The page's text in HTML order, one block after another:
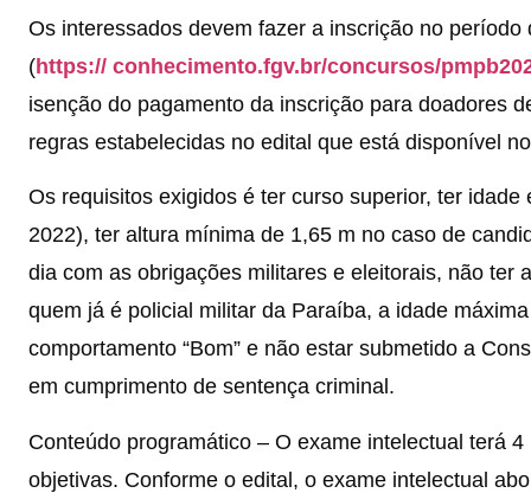
Os interessados devem fazer a inscrição no
(https:// conhecimento.fgv.br/concursos/
isenção do pagamento da inscrição para doadores
regras estabelecidas no edital que está disponível
Os requisitos exigidos é ter curso superior, ter
2022), ter altura mínima de 1,65 m no caso de
dia com as obrigações militares e eleitorais, não ter
quem já é policial militar da Paraíba, a idade
comportamento “Bom” e não estar submetido a
em cumprimento de sentença criminal.
Conteúdo programático – O exame intelectual terá
objetivas. Conforme o edital, o exame intelectual